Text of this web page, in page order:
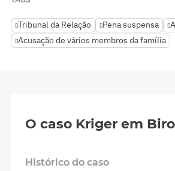
Tribunal da Relação Pena suspensa
Acusação de vários membros da família
O caso Kriger em
Histórico do caso